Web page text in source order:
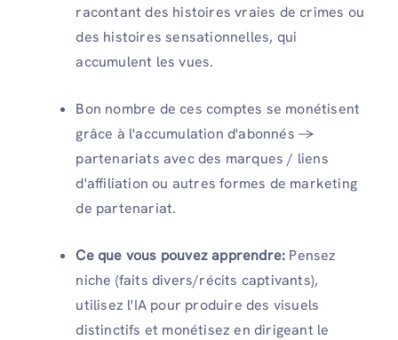
racontant des histoires vraies de crimes ou
des histoires sensationnelles, qui
accumulent les vues.
Bon nombre de ces comptes se monétisent
grâce à l'accumulation d'abonnés →
partenariats avec des marques / liens
d'affiliation ou autres formes de marketing
de partenariat.
Ce que vous pouvez apprendre: Pensez
niche (faits divers/récits captivants),
utilisez l'IA pour produire des visuels
distinctifs et monétisez en dirigeant le